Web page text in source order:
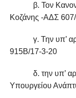
β. Τον
Κοζάνης -ΑΔΣ
γ. Την υπ’
915Β/17-3-20
δ. την υπ’
Υπουργείου